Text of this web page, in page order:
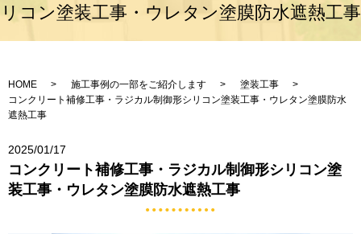
リコン塗装工事・ウレタン塗膜防水遮熱工事
HOME 施工事例の一部をご紹介します
塗装工事
コンクリート補修工事・ラジカル制御形シリコン塗装工事・ウレタン塗膜防水
遮熱工事
2025/01/17
コンクリート補修工事・ラジカル制御形シリコン塗
装工事・ウレタン塗膜防水遮熱工事